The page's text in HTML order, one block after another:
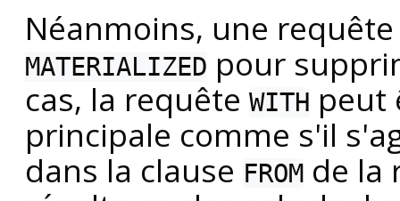
Néanmoins, une
MATERIALIZED pour
cas, la requête WITH peut
principale comme s'il
dans la clause FROM de la